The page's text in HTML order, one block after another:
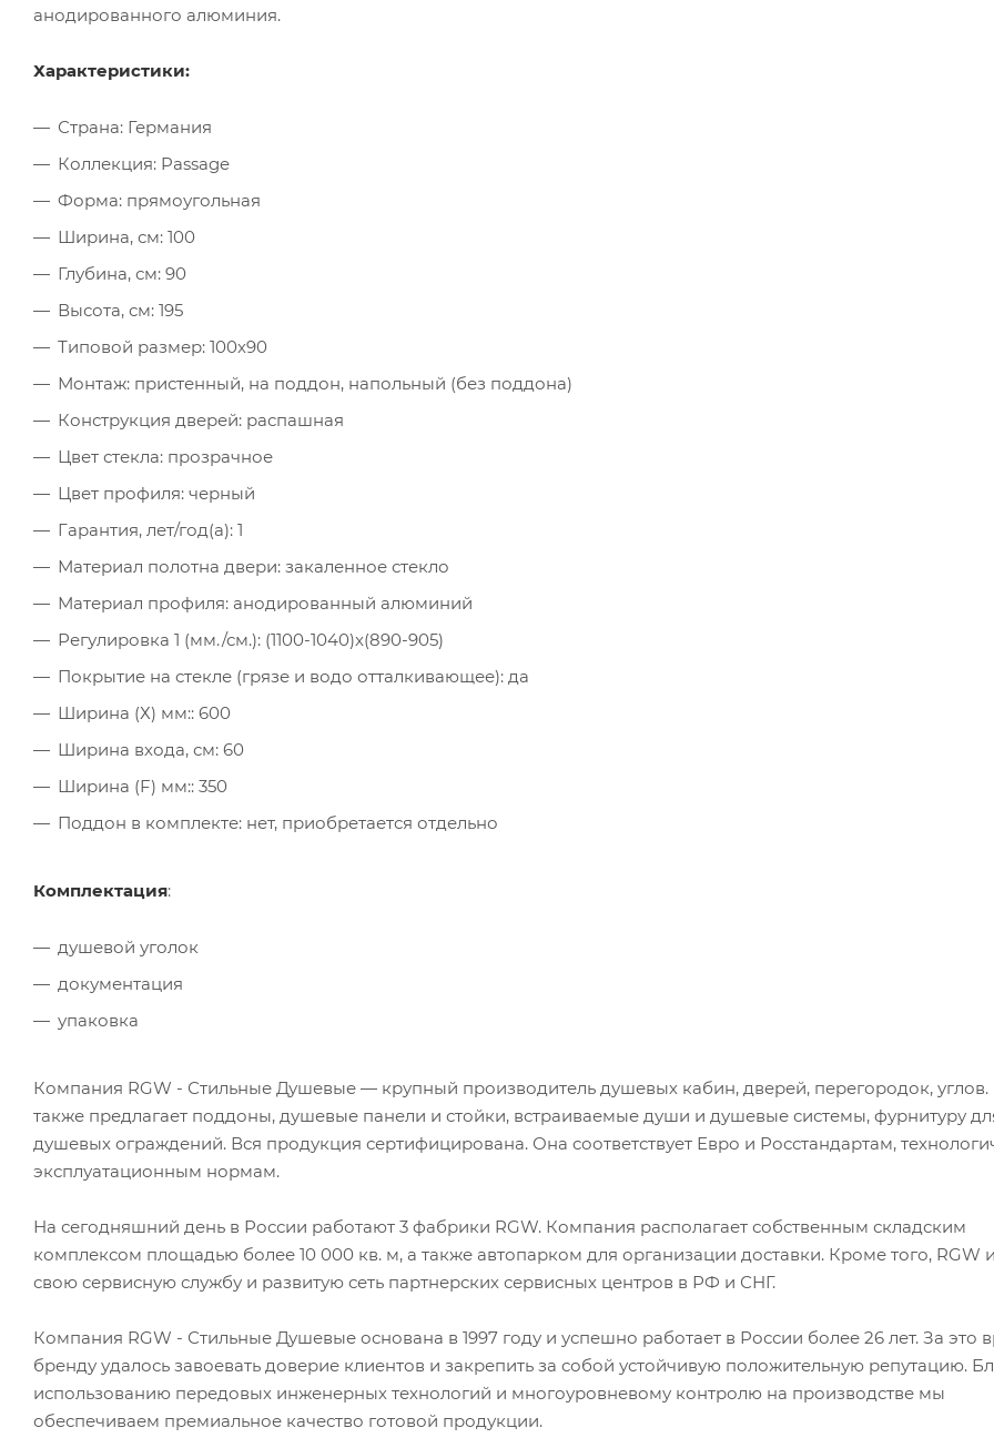
анодированного алюминия.
Характеристики:
Страна: Германия
Коллекция: Passage
Форма: прямоугольная
Ширина, см: 100
Глубина, см: 90
Высота, см: 195
Типовой размер: 100х90
Монтаж: пристенный, на поддон, напольный (без поддона)
Конструкция дверей: распашная
Цвет стекла: прозрачное
Цвет профиля: черный
Гарантия, лет/год(а): 1
Материал полотна двери: закаленное стекло
Материал профиля: анодированный алюминий
Регулировка 1 (мм./см.): (1100-1040)x(890-905)
Покрытие на стекле (грязе и водо отталкивающее): да
Ширина (Х) мм:: 600
Ширина входа, см: 60
Ширина (F) мм:: 350
Поддон в комплекте: нет, приобретается отдельно
Комплектация:
душевой уголок
документация
упаковка
Компания RGW - Стильные Душевые — крупный производитель душевых кабин, дверей, перегородок,
также предлагает поддоны, душевые панели и стойки, встраиваемые души и душевые системы, фурнитуру
душевых ограждений. Вся продукция сертифицирована. Она соответствует Евро и Росстандартам,
эксплуатационным нормам.
На сегодняшний день в России работают 3 фабрики RGW. Компания располагает собственным складским
комплексом площадью более 10 000 кв. м, а также автопарком для организации доставки. Кроме того, RGW
свою сервисную службу и развитую сеть партнерских сервисных центров в РФ и СНГ.
Компания RGW - Стильные Душевые основана в 1997 году и успешно работает в России более 26 лет. За это
бренду удалось завоевать доверие клиентов и закрепить за собой устойчивую положительную репутацию.
использованию передовых инженерных технологий и многоуровневому контролю на производстве мы
обеспечиваем премиальное качество готовой продукции.